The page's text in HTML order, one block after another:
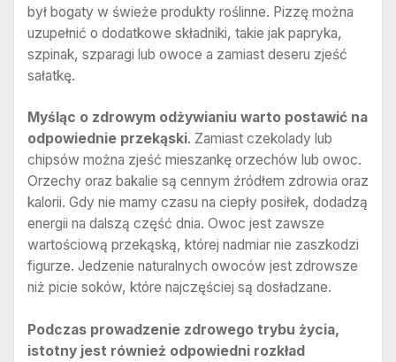
był bogaty w świeże produkty roślinne. Pizzę można
uzupełnić o dodatkowe składniki, takie jak papryka,
szpinak, szparagi lub owoce a zamiast deseru zjeść
sałatkę.
Myśląc o zdrowym odżywianiu warto postawić na
odpowiednie przekąski. Zamiast czekolady lub
chipsów można zjeść mieszankę orzechów lub owoc.
Orzechy oraz bakalie są cennym źródłem zdrowia oraz
kalorii. Gdy nie mamy czasu na ciepły posiłek, dodadzą
energii na dalszą część dnia. Owoc jest zawsze
wartościową przekąską, której nadmiar nie zaszkodzi
figurze. Jedzenie naturalnych owoców jest zdrowsze
niż picie soków, które najczęściej są dosładzane.
Podczas prowadzenie zdrowego trybu życia,
istotny jest również odpowiedni rozkład